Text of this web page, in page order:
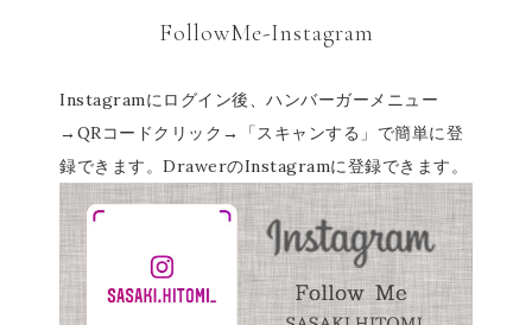
FollowMe-Instagram
Instagramにログイン後、ハンバーガーメニュー
→QRコードクリック→「スキャンする」で簡単に登
録できます。DrawerのInstagramに登録できます。